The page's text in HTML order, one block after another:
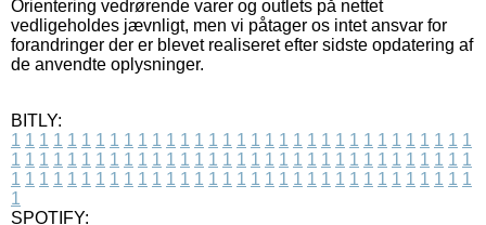
Orientering vedrørende varer og outlets på nettet
vedligeholdes jævnligt, men vi påtager os intet ansvar for
forandringer der er blevet realiseret efter sidste opdatering af
de anvendte oplysninger.
BITLY:
1 1 1 1 1 1 1 1 1 1 1 1 1 1 1 1 1 1 1 1 1 1 1 1 1 1 1 1 1 1 1 1 1
1 1 1 1 1 1 1 1 1 1 1 1 1 1 1 1 1 1 1 1 1 1 1 1 1 1 1 1 1 1 1 1 1
1 1 1 1 1 1 1 1 1 1 1 1 1 1 1 1 1 1 1 1 1 1 1 1 1 1 1 1 1 1 1 1 1
1
SPOTIFY: